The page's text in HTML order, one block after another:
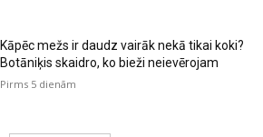
Kāpēc mežs ir daudz vairāk nekā tikai koki?
Botāniķis skaidro, ko bieži neievērojam
Pirms 5 dienām